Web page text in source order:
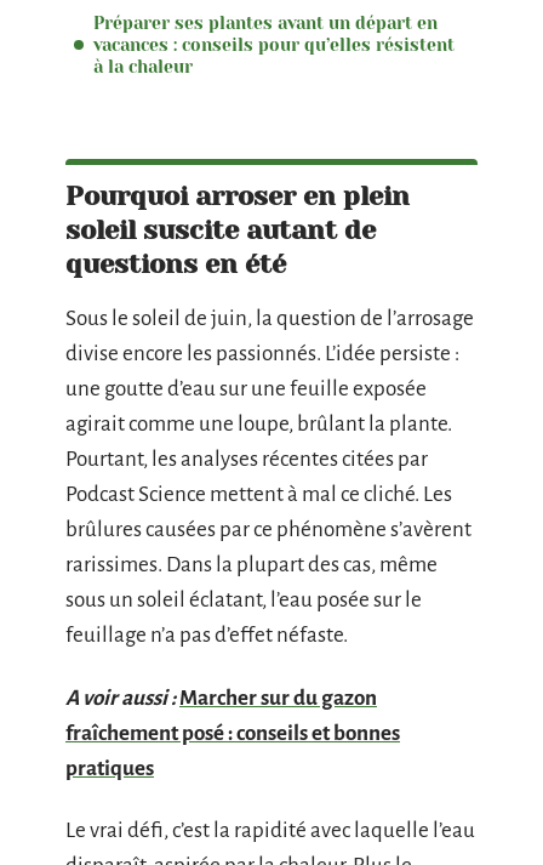
Préparer ses plantes avant un départ en
vacances : conseils pour qu’elles résistent
à la chaleur
Pourquoi arroser en plein
soleil suscite autant de
questions en été
Sous le soleil de juin, la question de l’arrosage
divise encore les passionnés. L’idée persiste :
une goutte d’eau sur une feuille exposée
agirait comme une loupe, brûlant la plante.
Pourtant, les analyses récentes citées par
Podcast Science mettent à mal ce cliché. Les
brûlures causées par ce phénomène s’avèrent
rarissimes. Dans la plupart des cas, même
sous un soleil éclatant, l’eau posée sur le
feuillage n’a pas d’effet néfaste.
A voir aussi : Marcher sur du gazon
fraîchement posé : conseils et bonnes
pratiques
Le vrai défi, c’est la rapidité avec laquelle l’eau